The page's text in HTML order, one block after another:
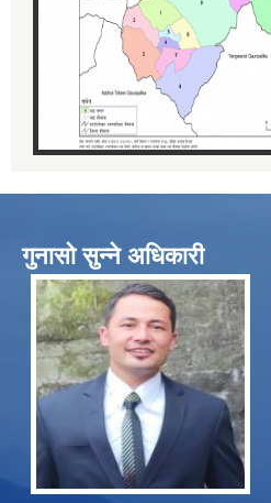
गुनासो सुन्ने अधिकारी